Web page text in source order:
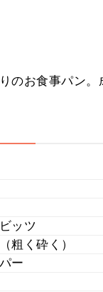
のお食事パン
ッツ
粗く砕く）
ー